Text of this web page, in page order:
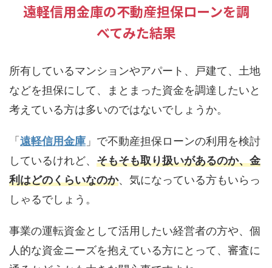
遠軽信用金庫の不動産担保ローンを調
べてみた結果
所有しているマンションやアパート、戸建て、土地
などを担保にして、まとまった資金を調達したいと
考えている方は多いのではないでしょうか。
「遠軽信用金庫 」で不動産担保ローンの利用を検討
しているけれど、 そもそも取り扱いがあるのか、金
利はどのくらいなのか、気になっている方もいらっ
しゃるでしょう。
事業の運転資金として活用したい経営者の方や、個
人的な資金ニーズを抱えている方にとって、審査に